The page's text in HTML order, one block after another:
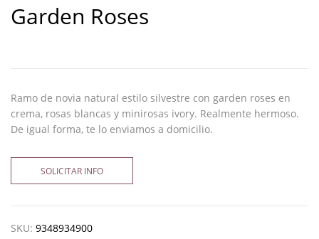
Garden Roses
Ramo de novia natural estilo silvestre con garden roses en
crema, rosas blancas y minirosas ivory. Realmente hermoso.
De igual forma, te lo enviamos a domicilio.
SOLICITAR INFO
SKU: 9348934900